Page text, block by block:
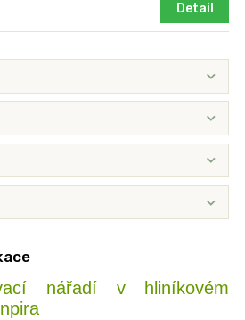
Detail
nářadí v hliníkovém